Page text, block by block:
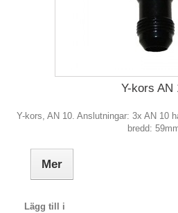
Y-kors AN
Y-kors, AN 10. Anslutningar: 3x AN 10
bredd:
Mer
Lägg till i